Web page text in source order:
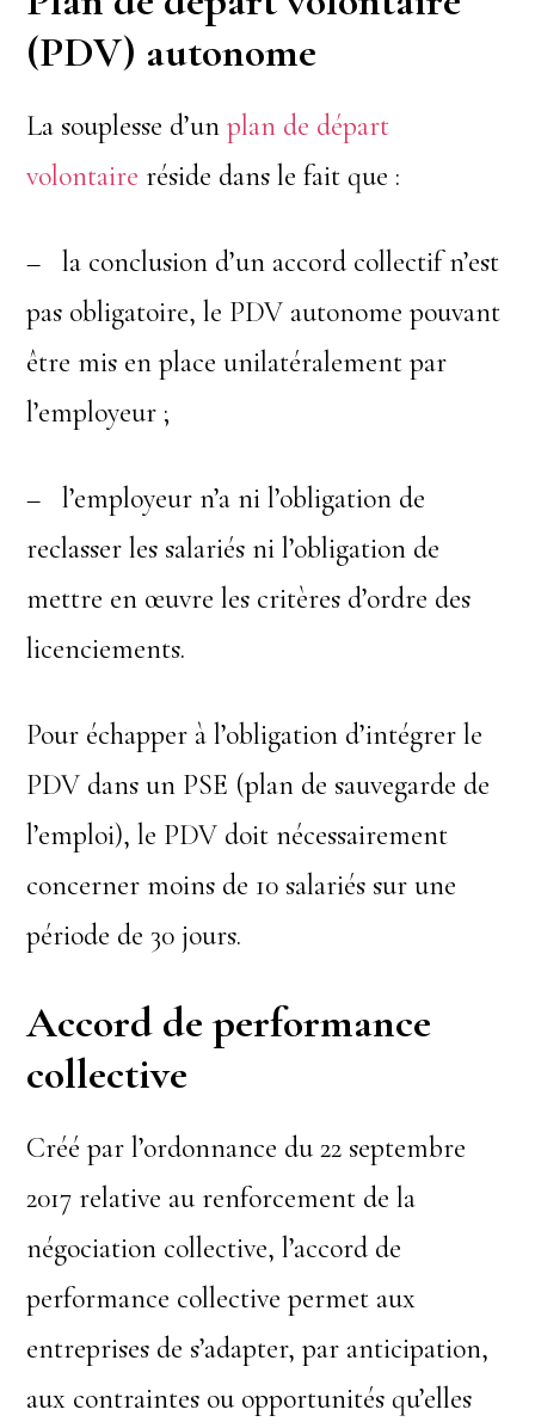
(PDV) autonome
La souplesse d’unplan de départ
volontaire réside dans le fait que :
– la conclusion d’un accord collectif n’est
pas obligatoire, le PDV autonome pouvant
être mis en place unilatéralement par
l’employeur ;
– l’employeur n’a ni l’obligation de
reclasser les salariés ni l’obligation de
mettre en œuvre les critères d’ordre des
licenciements.
Pour échapper à l’obligation d’intégrer le
PDV dans un PSE (plan de sauvegarde de
l’emploi), le PDV doit nécessairement
concerner moins de 10 salariés sur une
période de 30 jours.
Accord de performance
collective
Créé par l’ordonnance du 22 septembre
2017 relative au renforcement de la
négociation collective, l’accord de
performance collective permet aux
entreprises de s’adapter, par anticipation,
aux contraintes ou opportunités qu’elles